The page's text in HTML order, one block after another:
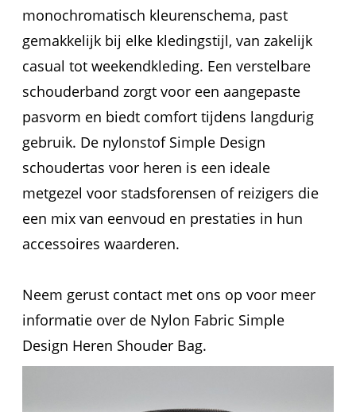
monochromatisch kleurenschema, past
gemakkelijk bij elke kledingstijl, van zakelijk
casual tot weekendkleding. Een verstelbare
schouderband zorgt voor een aangepaste
pasvorm en biedt comfort tijdens langdurig
gebruik. De nylonstof Simple Design
schoudertas voor heren is een ideale
metgezel voor stadsforensen of reizigers die
een mix van eenvoud en prestaties in hun
accessoires waarderen.
Neem gerust contact met ons op voor meer
informatie over de Nylon Fabric Simple
Design Heren Shouder Bag.